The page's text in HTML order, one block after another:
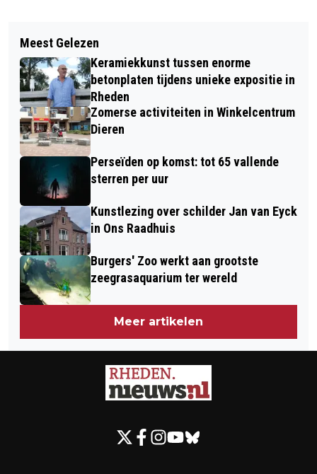
BEWONERS RHEDERHOF HEBBEN 60
GLAZEN POTJES VERSIERD VOOR
HALLOWEEN IN RHEDEN
LEZING OVER MINERALEN BIJ
RHEEJES PROATE IN DORPSHUIS
RHEDEN
Meest Gelezen
Keramiekkunst tussen enorme
betonplaten tijdens unieke expositie in
Rheden
Zomerse activiteiten in Winkelcentrum
Dieren
Perseïden op komst: tot 65 vallende
sterren per uur
Kunstlezing over schilder Jan van Eyck
in Ons Raadhuis
Burgers' Zoo werkt aan grootste
zeegrasaquarium ter wereld
Meer artikelen